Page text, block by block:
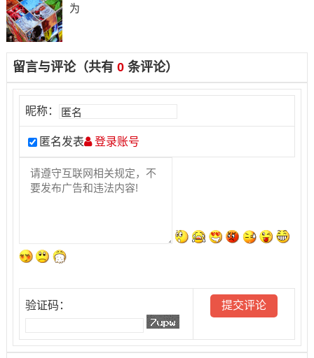
为
留言与评论（共有 0条评论）
昵称：
匿名发表 登录账号
验证码：